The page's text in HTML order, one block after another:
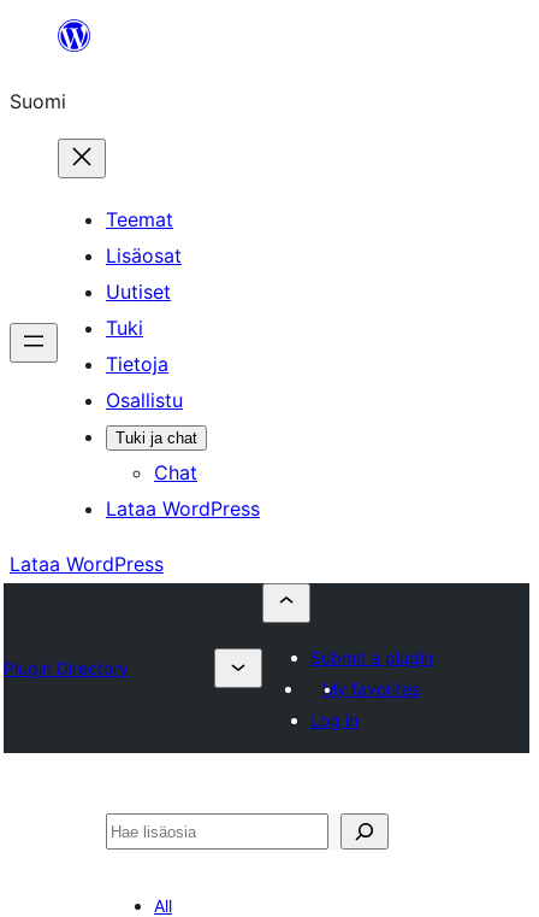
Suomi
Teemat
Lisäosat
Uutiset
Tuki
Tietoja
Osallistu
Tuki ja chat
Chat
Lataa WordPress
Lataa WordPress
Plugin Directory
Submit a plugin
My favorites
Log in
Etsi
All